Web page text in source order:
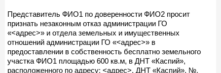
Представитель ФИО1 по доверенности ФИО2 просит
признать незаконным отказ администрации ГО
«<адрес>» и отдела земельных и имущественных
отношений администрации ГО «<адрес>» в
предоставлении в собственность бесплатно земельного
участка ФИО1 площадью 600 кв.м, в ДНТ «Каспий»,
расположенного по адресу: <адрес>, ДНТ «Каспий», №.